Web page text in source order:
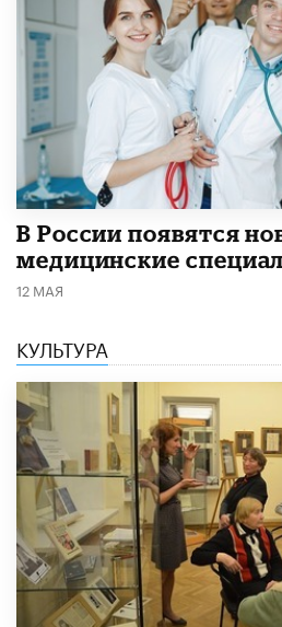
В России появятся
медицинские
12 МАЯ
КУЛЬТУРА